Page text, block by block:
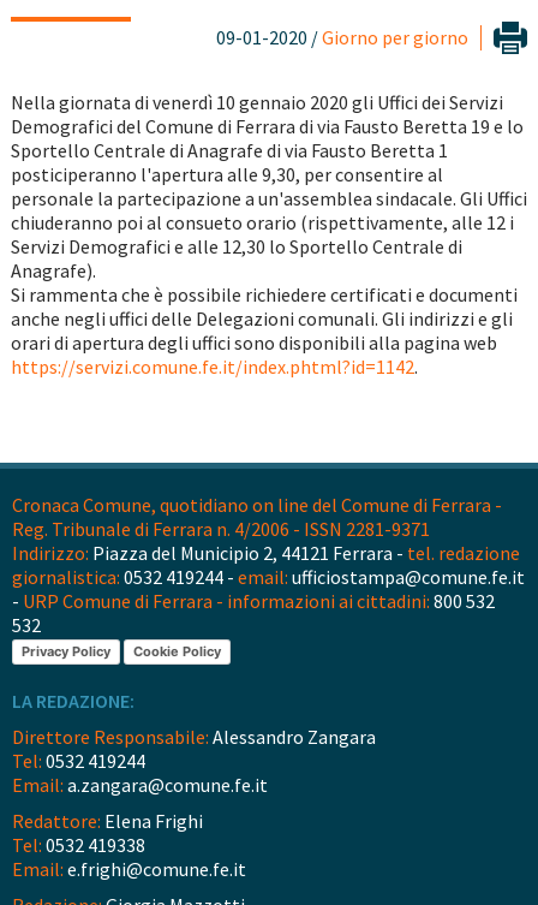
09-01-2020 /Giorno per giorno
Nella giornata di venerdì 10 gennaio 2020 gli Uffici dei Servizi
Demografici del Comune di Ferrara di via Fausto Beretta 19 e lo
Sportello Centrale di Anagrafe di via Fausto Beretta 1
posticiperanno l'apertura alle 9,30, per consentire al
personale la partecipazione a un'assemblea sindacale. Gli Uffici
chiuderanno poi al consueto orario (rispettivamente, alle 12 i
Servizi Demografici e alle 12,30 lo Sportello Centrale di
Anagrafe).
Si rammenta che è possibile richiedere certificati e documenti
anche negli uffici delle Delegazioni comunali. Gli indirizzi e gli
orari di apertura degli uffici sono disponibili alla pagina web
https://servizi.comune.fe.it/index.phtml?id=1142.
Cronaca Comune, quotidiano on line del Comune di Ferrara -
Reg. Tribunale di Ferrara n. 4/2006 - ISSN 2281-9371
Indirizzo: Piazza del Municipio 2, 44121 Ferrara - tel. redazione
giornalistica: 0532 419244 - email: ufficiostampa@comune.fe.it
- URP Comune di Ferrara - informazioni ai cittadini: 800 532
532
Privacy Policy Cookie Policy
LA REDAZIONE:
Direttore Responsabile: Alessandro Zangara
Tel: 0532 419244
Email: a.zangara@comune.fe.it
Redattore: Elena Frighi
Tel: 0532 419338
Email: e.frighi@comune.fe.it